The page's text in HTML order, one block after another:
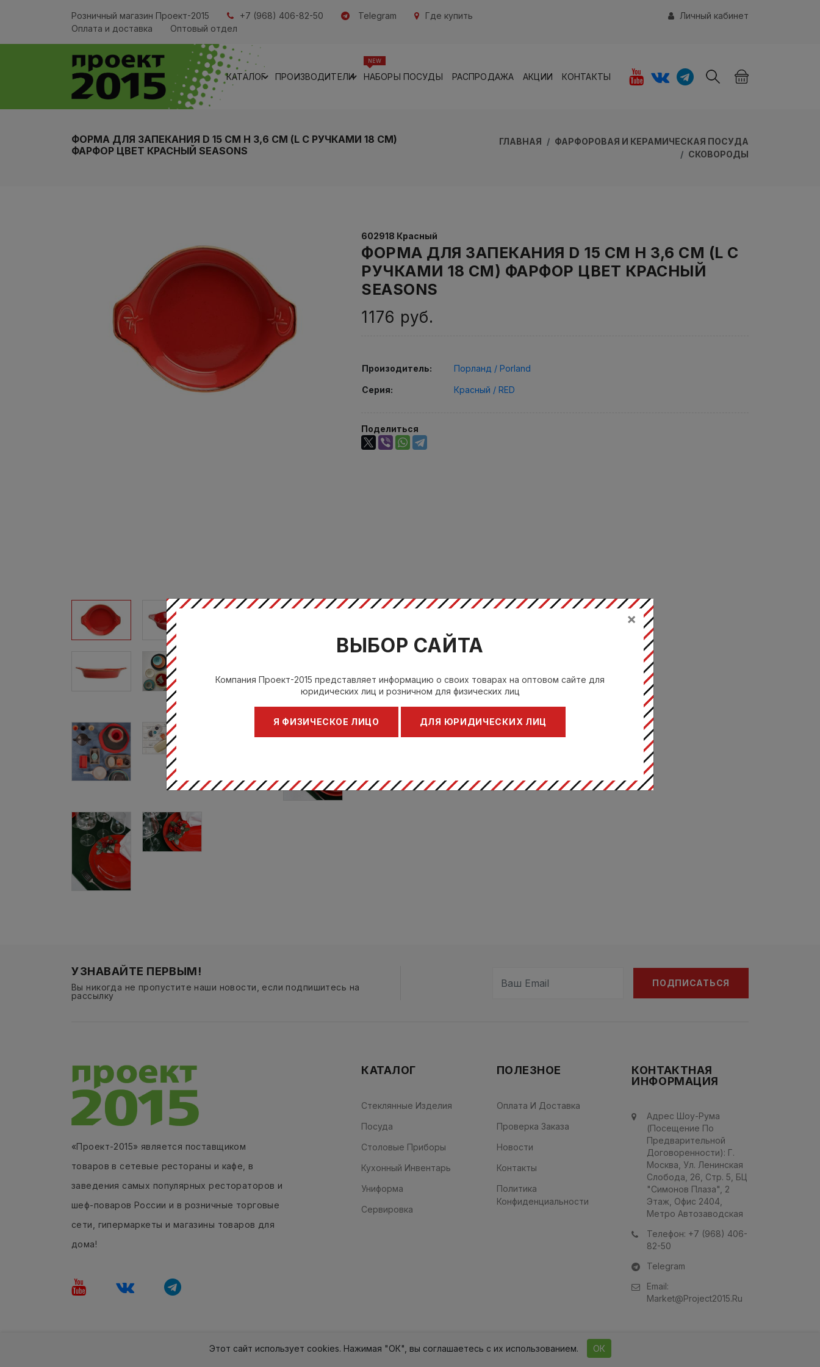
Розничный магазин Проект-2015 +7 (968) 406-82-50 Telegram
Где купить
Оплата и доставка
Оптовый отдел
Личный кабинет
КАТАЛОГ ПРОИЗВОДИТЕЛИ НАБОРЫ ПОСУДЫ
NEW
РАСПРОДАЖА АКЦИИ КОНТАКТЫ
ФОРМА ДЛЯ ЗАПЕКАНИЯ D 15 СМ H 3,6 СМ (L С РУЧКАМИ 18 СМ)
ФАРФОР ЦВЕТ КРАСНЫЙ SEASONS
ГЛАВНАЯ
ФАРФОРОВАЯ И КЕРАМИЧЕСКАЯ ПОСУДА
СКОВОРОДЫ
602918 Красный
ФОРМА ДЛЯ ЗАПЕКАНИЯ D 15 СМ H 3,6 СМ (L С
РУЧКАМИ 18 СМ) ФАРФОР ЦВЕТ КРАСНЫЙ
SEASONS
1176 руб.
Произодитель: Порланд / Porland
Серия: Красный / RED
Поделиться
УЗНАВАЙТЕ ПЕРВЫМ!
Вы никогда не пропустите наши новости, если подпишитесь на
рассылку
ПОДПИСАТЬСЯ
«Проект-2015» является поставщиком
товаров в сетевые рестораны и кафе, в
заведения самых популярных рестораторов и
шеф-поваров России и в розничные торговые
сети, гипермаркеты и магазины товаров для
дома!
КАТАЛОГ
Стеклянные Изделия
Посуда
Столовые Приборы
Кухонный Инвентарь
Униформа
Сервировка
ПОЛЕЗНОЕ
Оплата И Доставка
Проверка Заказа
Новости
Контакты
Политика
Конфиденциальности
КОНТАКТНАЯ
ИНФОРМАЦИЯ
Адрес Шоу-Рума
(посещение По
Предварительной
Договоренности): Г.
Mocква, Ул. Ленинская
Слобода, 26, Стр. 5, БЦ
"Симонов Плаза", 2
Этаж, Офис 2404,
Метро Автозаводская
Телефон: +7 (968) 406-
82-50
Telegram
Email:
Market@project2015.ru
Этот сайт использует cookies. Нажимая "ОК", вы соглашаетесь с их использованием. ОК
×
ВЫБОР САЙТА
Компания Проект-2015 представляет информацию о своих товарах на оптовом сайте для
юридических лиц и розничном для физических лиц
Я ФИЗИЧЕСКОЕ ЛИЦО ДЛЯ ЮРИДИЧЕСКИХ ЛИЦ